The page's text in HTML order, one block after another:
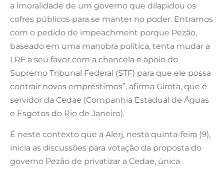
a imoralidade de um governo que dilapidou os
cofres públicos para se manter no poder. Entramos
com o pedido de impeachment porque Pezão,
baseado em uma manobra política, tenta mudar a
LRF a seu favor com a chancela e apoio do
Supremo Tribunal Federal (STF) para que ele possa
contrair novos empréstimos”, afirma Girota, que é
servidor da Cedae (Companhia Estadual de Águas
e Esgotos do Rio de Janeiro).
É neste contexto que a Alerj, nesta quinta-feira (9),
inicia as discussões para votação da proposta do
governo Pezão de privatizar a Cedae, única